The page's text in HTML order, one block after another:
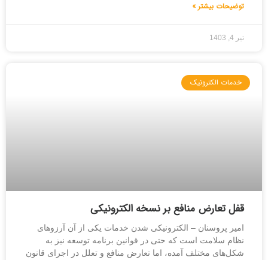
توضیحات بیشتر »
تیر 4, 1403
خدمات الکترونیک
قفل تعارض منافع بر نسخه الکترونیکی
امیر پروسنان – الکترونیکی شدن خدمات یکی از آن آرزوهای
نظام سلامت است که حتی در قوانین برنامه توسعه نیز به
شکل‌های مختلف آمده، اما تعارض منافع و تعلل در اجرای قانون